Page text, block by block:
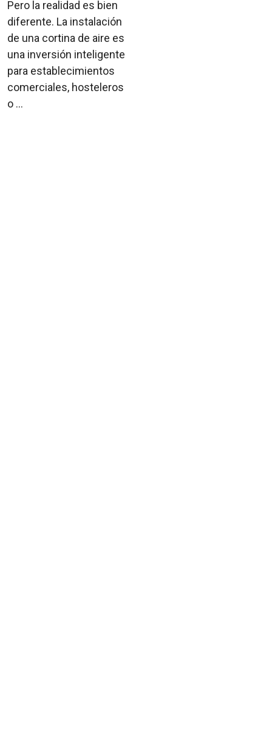
Pero la realidad es bien
diferente. La instalación
de una cortina de aire es
una inversión inteligente
para establecimientos
comerciales, hosteleros
o ...